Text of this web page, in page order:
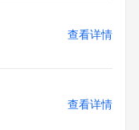
查看详情
查看详情